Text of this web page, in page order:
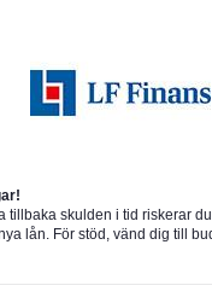
tillbaka skulden i tid riskerar
lån. För stöd, vänd dig till